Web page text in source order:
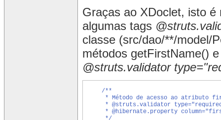
Graças ao XDoclet, isto
algumas tags
classe (src/dao/**/model/
métodos getFirstName()
@struts.validator
/**
* Método de acesso ao atributo
* @struts.validator
* @hibernate.property
*/